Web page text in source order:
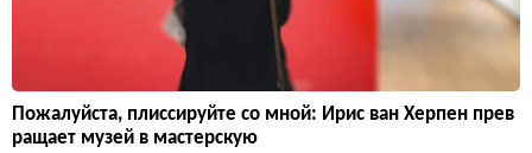
Пожалуйста, плиссируйте со мной: Ирис ван Херпен прев
ращает музей в мастерскую